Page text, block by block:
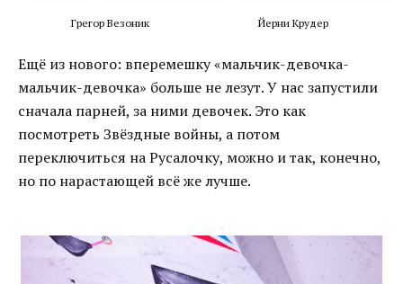
Грегор Везоник Йерни Крудер
Ещё из нового: вперемешку «мальчик-девочка-
мальчик-девочка» больше не лезут. У нас запустили
сначала парней, за ними девочек. Это как
посмотреть Звёздные войны, а потом
переключиться на Русалочку, можно и так, конечно,
но по нарастающей всё же лучше.